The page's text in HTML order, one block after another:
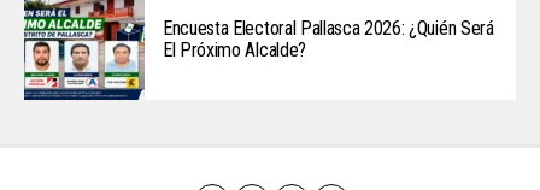
Encuesta Electoral Pallasca 2026: ¿Quién Será
El Próximo Alcalde?